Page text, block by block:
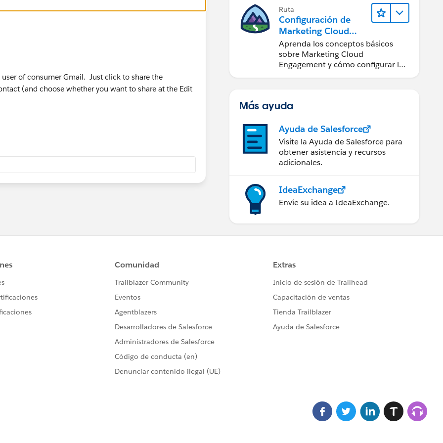
user of consumer Gmail. Just click to share the
(and choose whether you want to share at the Edit
Ruta
Configuración de
Marketing Cloud
Engagement
Aprenda los conceptos básicos
sobre Marketing Cloud
Engagement y cómo configurar la
Más ayuda
Ayuda de Salesforce
Visite la Ayuda de Salesforce para
obtener asistencia y recursos
adicionales.
IdeaExchange
Envíe su idea a IdeaExchange.